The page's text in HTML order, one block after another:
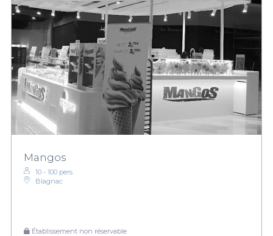
Mangos
10 - 100 pers.
Blagnac
Établissement non réservable